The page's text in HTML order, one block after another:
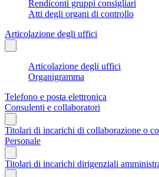
Rendiconti gruppi consigliari
Atti degli organi di controllo
Articolazione degli uffici
Articolazione degli uffici
Organigramma
Telefono e posta elettronica
Consulenti e collaboratori
Titolari di incarichi di collaborazione o
Personale
Titolari di incarichi dirigenziali